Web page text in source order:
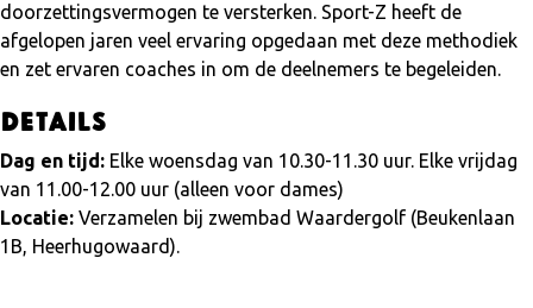
doorzettingsvermogen te versterken. Sport-Z heeft de
afgelopen jaren veel ervaring opgedaan met deze methodiek
en zet ervaren coaches in om de deelnemers te begeleiden.
Details
Dag en tijd: Elke woensdag van 10.30-11.30 uur. Elke vrijdag
van 11.00-12.00 uur (alleen voor dames)
Locatie: Verzamelen bij zwembad Waardergolf (Beukenlaan
1B, Heerhugowaard).